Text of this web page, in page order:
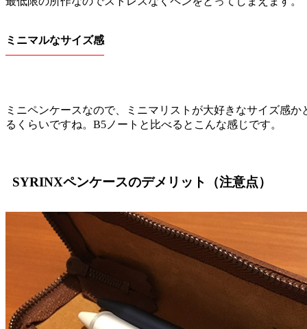
ミニマルなサイズ感
ミニペンケースなので、ミニマリストが大好きなサイズ感
るくらいですね。B5ノートと比べるとこんな感じです。
SYRINXペンケースのデメリット（注意点）